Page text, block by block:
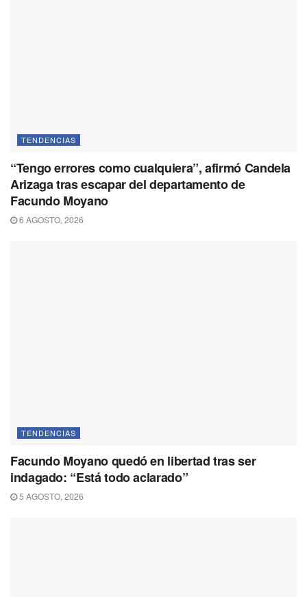
TENDENCIAS
“Tengo errores como cualquiera”, afirmó Candela
Arizaga tras escapar del departamento de
Facundo Moyano
6 AGOSTO, 2026
TENDENCIAS
Facundo Moyano quedó en libertad tras ser
indagado: “Está todo aclarado”
5 AGOSTO, 2026